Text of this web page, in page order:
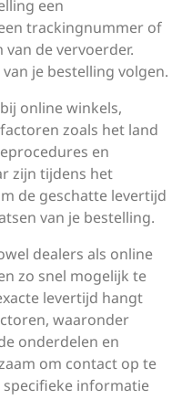
een
trackingnummer of
de vervoerder.
je bestelling volgen.
online winkels,
zoals het land
en
zijn tijdens het
de geschatte levertijd
van je bestelling.
dealers als online
zo snel mogelijk te
levertijd hangt
waaronder
onderdelen en
om contact op te
informatie